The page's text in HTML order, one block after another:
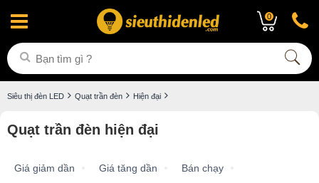
0
Siêu thị đèn LED Quạt trần đèn Hiện đại
Quạt trần đèn hiện đại
Giá giảm dần Giá tăng dần Bán chạy